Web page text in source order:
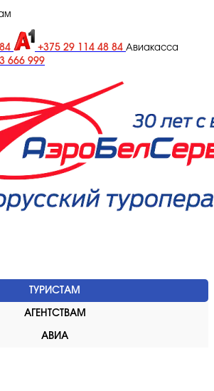
+375 29 114 48 84 Авиакасса
666 999
ТУРИСТАМ
АГЕНТСТВАМ
АВИА